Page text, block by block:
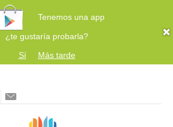
Tenemos una app
¿te gustaría probarla?
Sí
Más tarde